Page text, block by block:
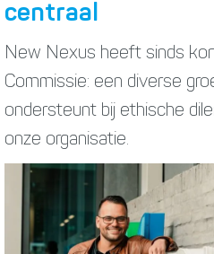
centraal
New Nexus heeft sinds
Commissie: een diverse
ondersteunt bij ethische
onze organisatie.